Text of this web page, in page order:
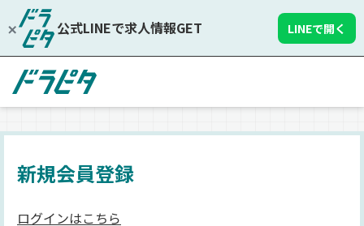
公式LINEで求人情報GET LINEで開く
新規会員登録
ログインはこちら